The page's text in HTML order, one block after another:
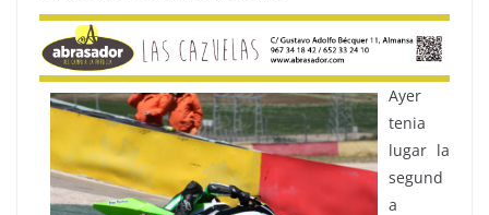
Ayer
tenia
lugar la
segund
a